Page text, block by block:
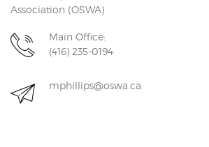
Association (OSWA)
Main Office:
(416) 235-0194
mphillips@oswa.ca